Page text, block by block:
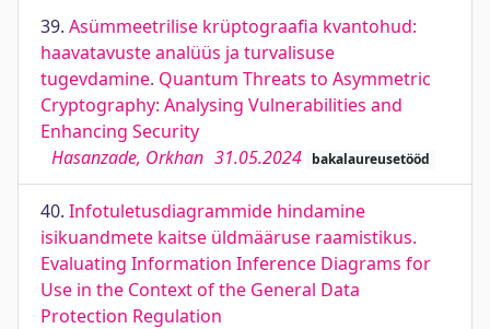
39. Asümmeetrilise krüptograafia kvantohud:
haavatavuste analüüs ja turvalisuse
tugevdamine. Quantum Threats to Asymmetric
Cryptography: Analysing Vulnerabilities and
Enhancing Security
Hasanzade, Orkhan 31.05.2024 bakalaureusetööd
40. Infotuletusdiagrammide hindamine
isikuandmete kaitse üldmääruse raamistikus.
Evaluating Information Inference Diagrams for
Use in the Context of the General Data
Protection Regulation